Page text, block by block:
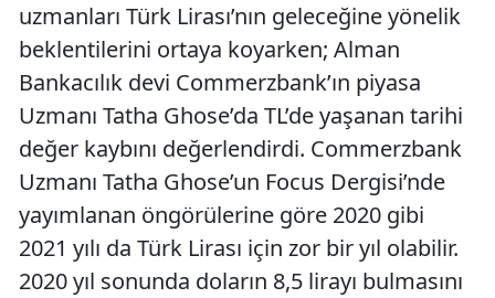
uzmanları Türk Lirası’nın geleceğine yönelik
beklentilerini ortaya koyarken; Alman
Bankacılık devi Commerzbank’ın piyasa
Uzmanı Tatha Ghose’da TL’de yaşanan tarihi
değer kaybını değerlendirdi. Commerzbank
Uzmanı Tatha Ghose’un Focus Dergisi’nde
yayımlanan öngörülerine göre 2020 gibi
2021 yılı da Türk Lirası için zor bir yıl olabilir.
2020 yıl sonunda doların 8,5 lirayı bulmasını